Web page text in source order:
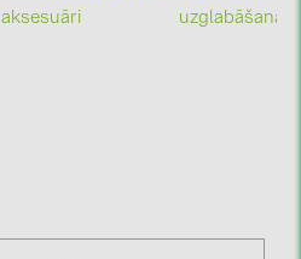
aksesuāri
uzglabāšana